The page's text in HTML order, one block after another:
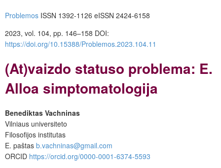
Problemos ISSN 1392-1126 eISSN 2424-6158
2023, vol. 104, pp. 146–158 DOI:
https://doi.org/10.15388/Problemos.2023.104.11
(At)vaizdo statuso problema: E.
Alloa simptomatologija
Benediktas Vachninas
Vilniaus universiteto
Filosofijos institutas
E. paštas b.vachninas@gmail.com
ORCID https://orcid.org/0000-0001-6374-5593